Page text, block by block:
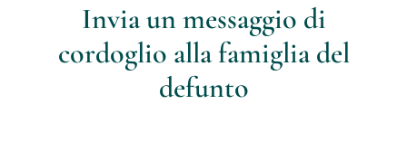
Invia un messaggio di
cordoglio alla famiglia del
defunto